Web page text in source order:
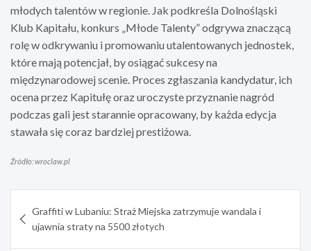
młodych talentów w regionie. Jak podkreśla Dolnośląski
Klub Kapitału, konkurs „Młode Talenty” odgrywa znaczącą
rolę w odkrywaniu i promowaniu utalentowanych jednostek,
które mają potencjał, by osiągać sukcesy na
międzynarodowej scenie. Proces zgłaszania kandydatur, ich
ocena przez Kapitułę oraz uroczyste przyznanie nagród
podczas gali jest starannie opracowany, by każda edycja
stawała się coraz bardziej prestiżowa.
Źródło: wroclaw.pl
wpisu
Graffiti w Lubaniu: Straż Miejska zatrzymuje wandala i
ujawnia straty na 5500 złotych